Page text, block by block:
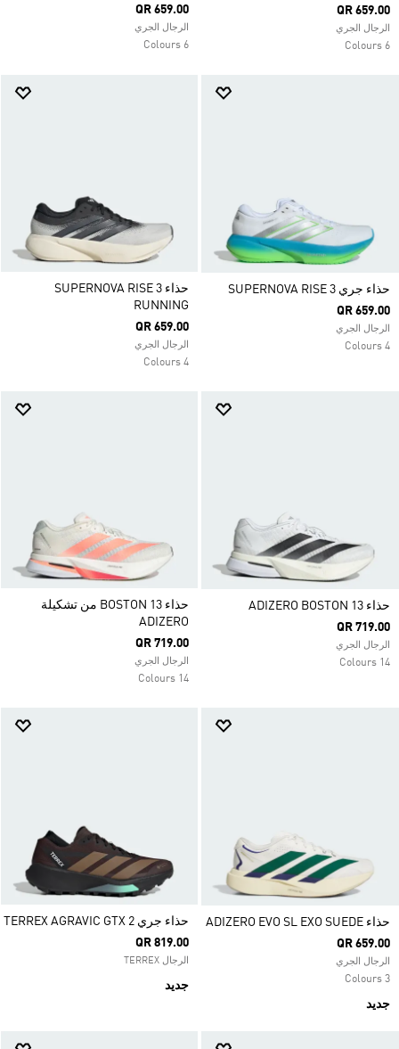
QR 659.00
الرجال الجري
6 Colours
QR 659.00
الرجال الجري
6 Colours
حذاء جري SUPERNOVA RISE 3
QR 659.00
الرجال الجري
4 Colours
حذاء SUPERNOVA RISE 3
RUNNING
QR 659.00
الرجال الجري
4 Colours
حذاء ADIZERO BOSTON 13
QR 719.00
الرجال الجري
14 Colours
حذاء BOSTON 13 من تشكيلة
ADIZERO
QR 719.00
الرجال الجري
14 Colours
حذاء ADIZERO EVO SL EXO SUEDE
QR 659.00
الرجال الجري
3 Colours
جديد
حذاء جري TERREX AGRAVIC GTX 2
QR 819.00
الرجال TERREX
جديد